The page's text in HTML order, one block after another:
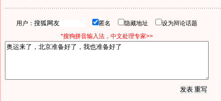
用户： 匿名 隐藏地址
设为辩论话题
*搜狗拼音输入法，中文处理专家>>